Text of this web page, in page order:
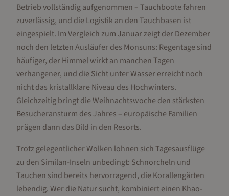
Betrieb vollständig aufgenommen – Tauchboote fahren
zuverlässig, und die Logistik an den Tauchbasen ist
eingespielt. Im Vergleich zum Januar zeigt der Dezember
noch den letzten Ausläufer des Monsuns: Regentage sind
häufiger, der Himmel wirkt an manchen Tagen
verhangener, und die Sicht unter Wasser erreicht noch
nicht das kristallklare Niveau des Hochwinters.
Gleichzeitig bringt die Weihnachtswoche den stärksten
Besucheransturm des Jahres – europäische Familien
prägen dann das Bild in den Resorts.
Trotz gelegentlicher Wolken lohnen sich Tagesausflüge
zu den Similan-Inseln unbedingt: Schnorcheln und
Tauchen sind bereits hervorragend, die Korallengärten
lebendig. Wer die Natur sucht, kombiniert einen Khao-